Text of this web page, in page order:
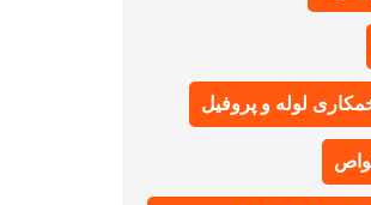
لوله و پروفیل